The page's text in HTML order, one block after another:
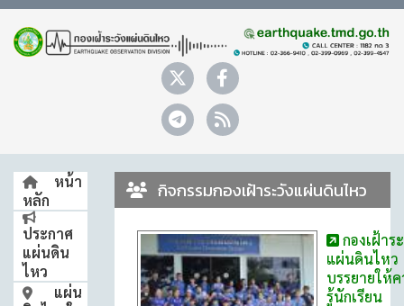
หน้า
หลัก
ประกาศ
แผ่นดิน
ไหว
แผ่น
กิจกรรมกองเฝ้าระวังแผ่นดินไหว
กองเฝ้าร
แผ่นดินไหว
บรรยายให้
รู้นักเรียน